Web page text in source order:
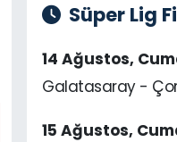
Süper Lig
14 Ağustos,
Galatasaray -
15 Ağustos,